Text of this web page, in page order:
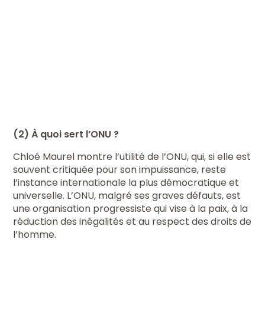
(2) À quoi sert l’ONU ?
Chloé Maurel montre l’utilité de l’ONU, qui, si elle est
souvent critiquée pour son impuissance, reste
l’instance internationale la plus démocratique et
universelle. L’ONU, malgré ses graves défauts, est
une organisation progressiste qui vise à la paix, à la
réduction des inégalités et au respect des droits de
l’homme.